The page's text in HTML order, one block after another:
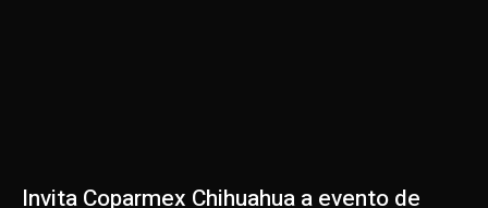
Invita Coparmex Chihuahua a evento de